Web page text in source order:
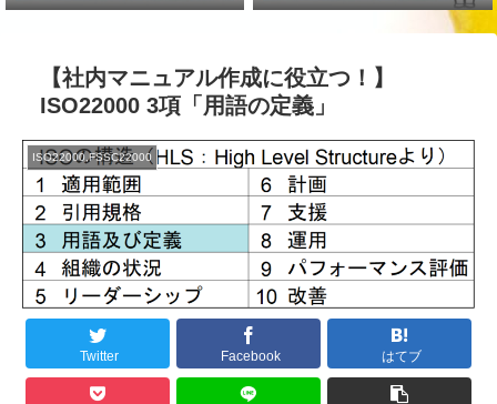
【社内マニュアル作成に役立つ！】
ISO22000 3項「用語の定義」
ISO22000,FSSC22000
Twitter Facebook はてブ